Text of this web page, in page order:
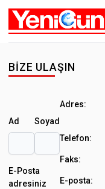
BIZE ULAŞIN
Ad Soyad
E-Posta
adresiniz
Adres:
Telefon:
Faks:
E-posta: